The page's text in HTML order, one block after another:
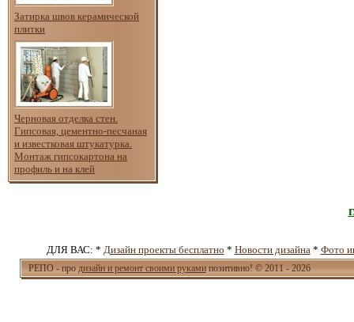
Затирка швов керамической
плитки
Черновая отделка стен.
Гипсовая, цементно-песчаная
и известковая штукатурка.
Монтаж гипсокартона на
профиль и на клей
ДЛЯ ВАС: * Дизайн проекты бесплатно * Новости дизайна * Фото
РЕПО - про дизайн и ремонт своими рукамипозитивно! © 2011 - 2026